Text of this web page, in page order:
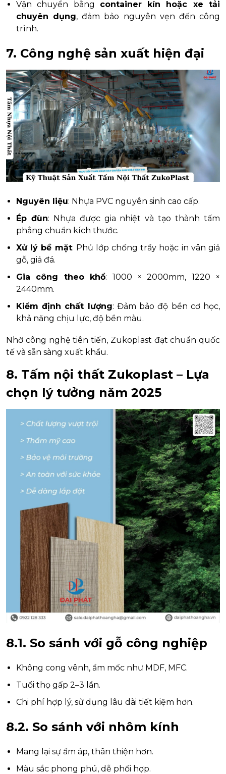
Vận chuyển bằng container kín hoặc xe tải
chuyên dụng, đảm bảo nguyên vẹn đến công
trình.
7. Công nghệ sản xuất hiện đại
Nguyên liệu: Nhựa PVC nguyên sinh cao cấp.
Ép đùn: Nhựa được gia nhiệt và tạo thành tấm
phẳng chuẩn kích thước.
Xử lý bề mặt: Phủ lớp chống trầy hoặc in vân giả
gỗ, giả đá.
Gia công theo khổ: 1000 × 2000mm, 1220 ×
2440mm.
Kiểm định chất lượng: Đảm bảo độ bền cơ học,
khả năng chịu lực, độ bền màu.
Nhờ công nghệ tiên tiến, Zukoplast đạt chuẩn quốc
tế và sẵn sàng xuất khẩu.
8. Tấm nội thất Zukoplast – Lựa
chọn lý tưởng năm 2025
8.1. So sánh với gỗ công nghiệp
Không cong vênh, ẩm mốc như MDF, MFC.
Tuổi thọ gấp 2–3 lần.
Chi phí hợp lý, sử dụng lâu dài tiết kiệm hơn.
8.2. So sánh với nhôm kính
Mang lại sự ấm áp, thân thiện hơn.
Màu sắc phong phú, dễ phối hợp.